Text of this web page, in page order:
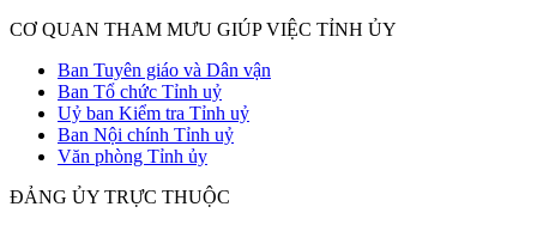
CƠ QUAN THAM MƯU GIÚP VIỆC TỈNH ỦY
Ban Tuyên giáo và Dân vận
Ban Tổ chức Tỉnh uỷ
Uỷ ban Kiểm tra Tỉnh uỷ
Ban Nội chính Tỉnh uỷ
Văn phòng Tỉnh ủy
ĐẢNG ỦY TRỰC THUỘC